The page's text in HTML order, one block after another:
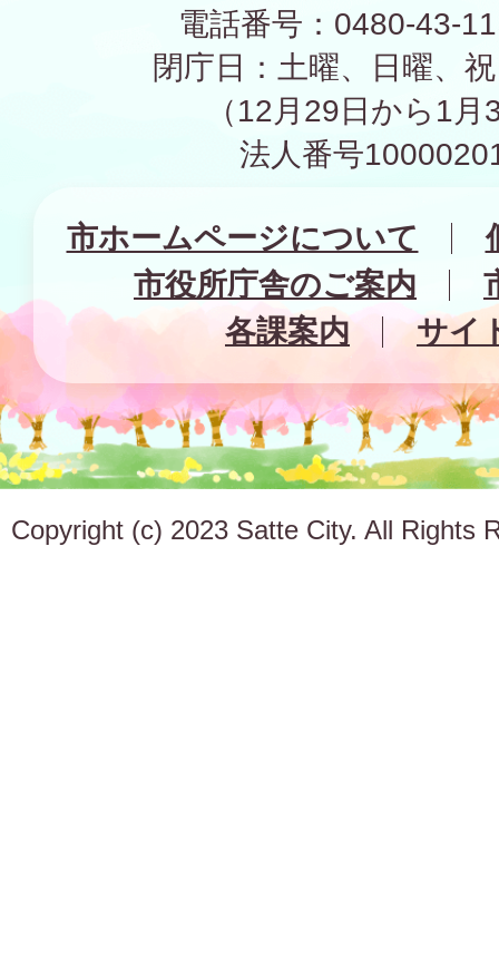
電話番号：0480-43-
閉庁日：土曜、日曜、
（12月29日から1
法人番号
市ホームページについて
市役所庁舎のご案内
各課案内
サイ
Copyright (c) 2023 Satte City. All Rights